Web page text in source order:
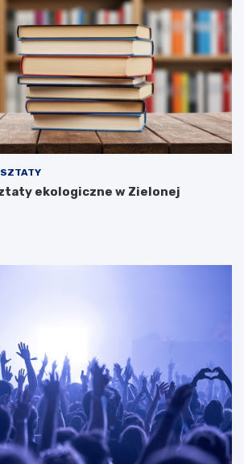
ekologiczne w Zielonej